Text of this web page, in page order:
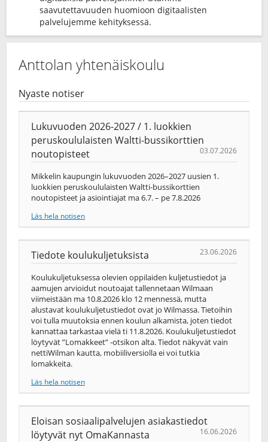
saavutettavuuden huomioon digitaalisten
palvelujemme kehityksessä.
Anttolan yhtenäiskoulu
Nyaste notiser
Lukuvuoden 2026-2027 / 1. luokkien
peruskoululaisten Waltti-bussikorttien
noutopisteet
03.07.2026
Mikkelin kaupungin lukuvuoden 2026–2027 uusien 1.
luokkien peruskoululaisten Waltti-bussikorttien
noutopisteet ja asiointiajat ma 6.7. – pe 7.8.2026
Läs hela notisen
Tiedote koulukuljetuksista 23.06.2026
Koulukuljetuksessa olevien oppilaiden kuljetustiedot ja
aamujen arvioidut noutoajat tallennetaan Wilmaan
viimeistään ma 10.8.2026 klo 12 mennessä, mutta
alustavat koulukuljetustiedot ovat jo Wilmassa. Tietoihin
voi tulla muutoksia ennen koulun alkamista, joten tiedot
kannattaa tarkastaa vielä ti 11.8.2026. Koulukuljetustiedot
löytyvät ”Lomakkeet” -otsikon alta. Tiedot näkyvät vain
nettiWilman kautta, mobiiliversiolla ei voi tutkia
lomakkeita.
Läs hela notisen
Eloisan sosiaalipalvelujen asiakastiedot
löytyvät nyt OmaKannasta
16.06.2026